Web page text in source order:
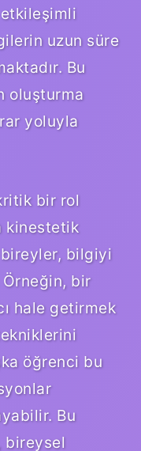
etkileşimli
uzun süre
Bu
oluşturma
yoluyla
bir rol
kinestetik
bireyler, bilgiyi
bir
hale getirmek
öğrenci bu
Bu
bireysel